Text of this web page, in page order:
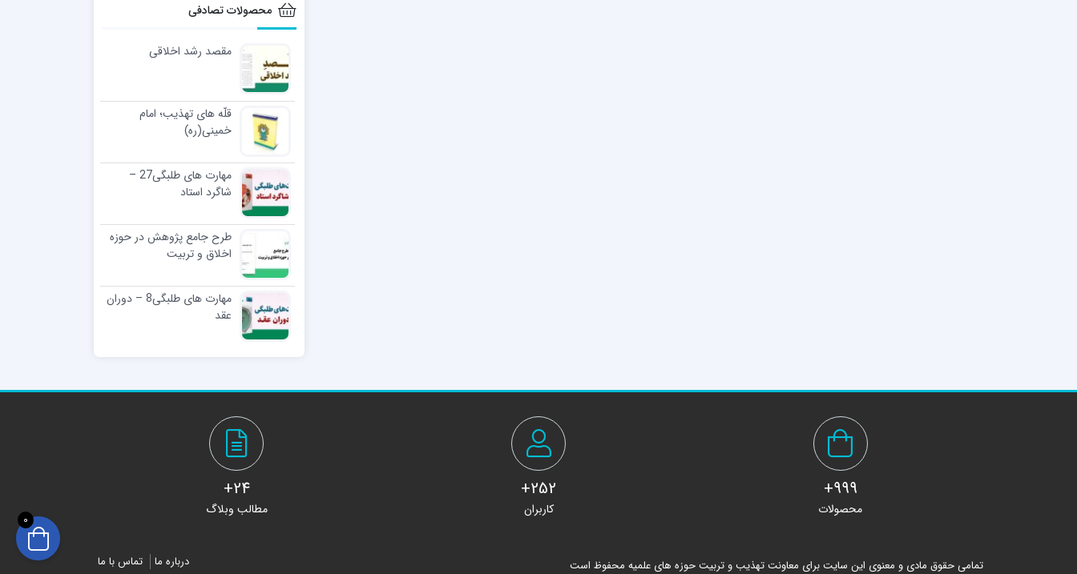
محصولات تصادفی
مقصد رشد اخلاقی
قلّه های تهذیب؛ امام
خمینی(ره)
مهارت های طلبگی27 –
شاگرد استاد
طرح جامع پژوهش در حوزه
اخلاق و تربیت
مهارت های طلبگی8 – دوران
عقد
999+
محصولات
252+
کاربران
24+
مطالب وبلاگ
تمامی حقوق مادی و معنوی این سایت برای معاونت تهذیب و تربیت حوزه های علمیه محفوظ است درباره ما تماس با ما
0